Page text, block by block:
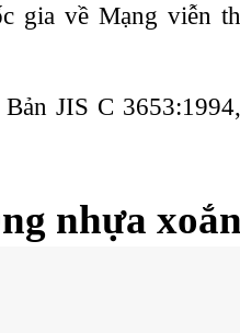
gia về Mạng viễn
JIS C
nhựa